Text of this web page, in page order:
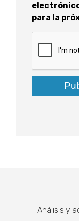
para la
Documenta
Análisis y